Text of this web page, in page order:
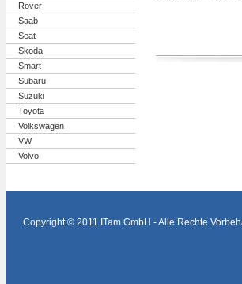
Rover
Saab
Seat
Skoda
Smart
Subaru
Suzuki
Toyota
Volkswagen
VW
Volvo
Copyright © 2011 ITam GmbH - Alle Rechte